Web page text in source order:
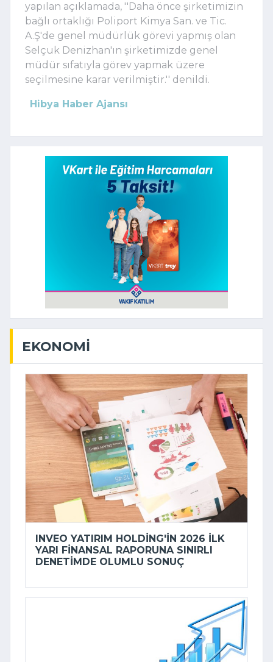
yapılan açıklamada, ''Daha önce şirketimizin
bağlı ortaklığı Poliport Kimya San. ve Tic.
A.Ş'de genel müdürlük görevi yapmış olan
Selçuk Denizhan'ın şirketimizde genel
müdür sıfatıyla görev yapmak üzere
seçilmesine karar verilmiştir.'' denildi.
Hibya Haber Ajansı
EKONOMI
INVEO YATIRIM HOLDING'IN 2026 ILK
YARI FINANSAL RAPORUNA SINIRLI
DENETIMDE OLUMLU SONUÇ